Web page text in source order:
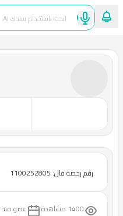
رقم رخصة فال: 1100252805
1400 مشاهدة عضو منذ